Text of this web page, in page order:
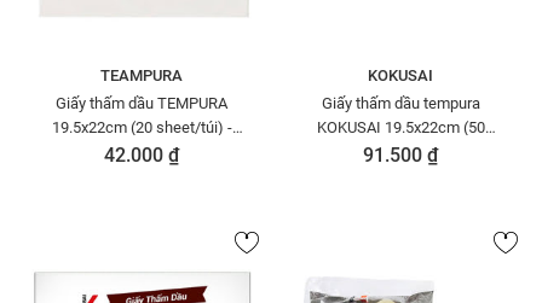
TEAMPURA
Giấy thấm dầu TEMPURA
19.5x22cm (20 sheet/túi) -
GTDD00004572
42.000 ₫
KOKUSAI
Giấy thấm dầu tempura
KOKUSAI 19.5x22cm (50
sheet/túi) - GTDD00004770
91.500 ₫